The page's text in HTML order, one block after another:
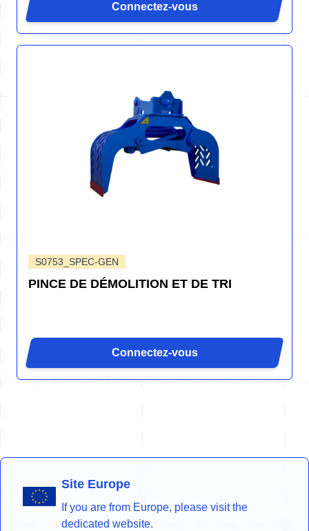
Connectez-vous
S0753_SPEC-GEN
PINCE DE DÉMOLITION ET DE TRI
Connectez-vous
Site Europe
If you are from Europe, please visit the
dedicated website.